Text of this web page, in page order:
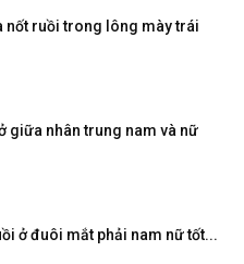
nốt ruồi trong lông mày trái
giữa nhân trung nam và nữ
ở đuôi mắt phải nam nữ tốt...